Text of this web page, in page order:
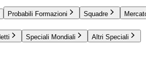
Probabili Formazioni Squadre
Speciali Mondiali Altri Speciali